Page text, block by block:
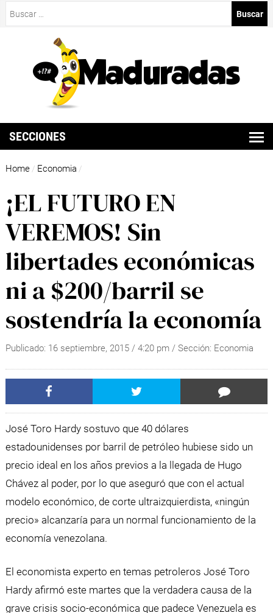
SECCIONES
Home / Economia /
¡EL FUTURO EN
VEREMOS! Sin
libertades económicas
ni a $200/barril se
sostendría la economía
Publicado: 16 septiembre, 2015/ 4:20 pm / Sección: Economia
José Toro Hardy sostuvo que 40 dólares
estadounidenses por barril de petróleo hubiese sido un
precio ideal en los años previos a la llegada de Hugo
Chávez al poder, por lo que aseguró que con el actual
modelo económico, de corte ultraizquierdista, «ningún
precio» alcanzaría para un normal funcionamiento de la
economía venezolana.
El economista experto en temas petroleros José Toro
Hardy afirmó este martes que la verdadera causa de la
grave crisis socio-económica que padece Venezuela es